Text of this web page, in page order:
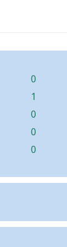
0
1
0
0
0